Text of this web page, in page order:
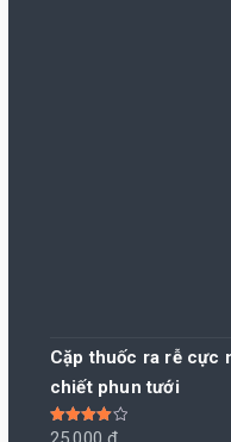
Cặp thuốc ra rễ cực
chiết phun tưới
Được xếp